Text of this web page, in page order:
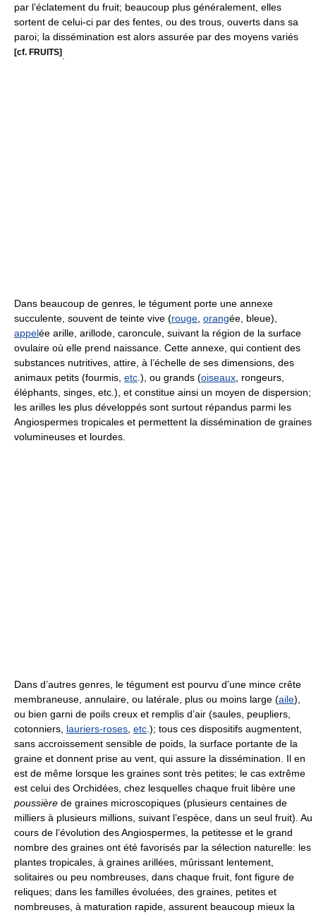
par l’éclatement du fruit; beaucoup plus généralement, elles
sortent de celui-ci par des fentes, ou des trous, ouverts dans sa
paroi; la dissémination est alors assurée par des moyens variés
[cf. FRUITS]
Dans beaucoup de genres, le tégument porte une annexe
succulente, souvent de teinte vive (rouge orangée, bleue),
appelée arille, arillode, caroncule, suivant la région de la surface
ovulaire où elle prend naissance. Cette annexe, qui contient des
substances nutritives, attire, à l’échelle de ses dimensions, des
animaux petits (fourmis, etc .), ou grands (oiseaux , rongeurs,
éléphants, singes, etc.), et constitue ainsi un moyen de dispersion;
les arilles les plus développés sont surtout répandus parmi les
Angiospermes tropicales et permettent la dissémination de graines
volumineuses et lourdes.
Dans d’autres genres, le tégument est pourvu d’une mince crête
membraneuse, annulaire, ou latérale, plus ou moins large (aile),
ou bien garni de poils creux et remplis d’air (saules, peupliers,
cotonniers, lauriers-roses etc .); tous ces dispositifs augmentent,
sans accroissement sensible de poids, la surface portante de la
graine et donnent prise au vent, qui assure la dissémination. Il en
est de même lorsque les graines sont très petites; le cas extrême
est celui des Orchidées, chez lesquelles chaque fruit libère une
poussière de graines microscopiques (plusieurs centaines de
milliers à plusieurs millions, suivant l’espèce, dans un seul fruit). Au
cours de l’évolution des Angiospermes, la petitesse et le grand
nombre des graines ont été favorisés par la sélection naturelle: les
plantes tropicales, à graines arillées, mûrissant lentement,
solitaires ou peu nombreuses, dans chaque fruit, font figure de
reliques; dans les familles évoluées, des graines, petites et
nombreuses, à maturation rapide, assurent beaucoup mieux la